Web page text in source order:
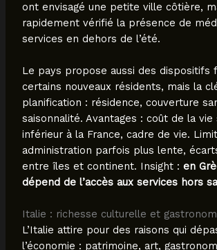
ont envisagé une petite ville côtière,
rapidement vérifié la présence de
services en dehors de l’été.
Le pays propose aussi des dispositifs
certains nouveaux résidents, mais la
planification : résidence, couverture
saisonnalité. Avantages : coût de la vie
inférieur à la France, cadre de vie.
administration parfois plus lente,
entre îles et continent. Insight : en
dépend de l’accès aux services hors
Italie : richesse culturelle et
L’Italie attire pour des raisons qui
l’économie : patrimoine, art,